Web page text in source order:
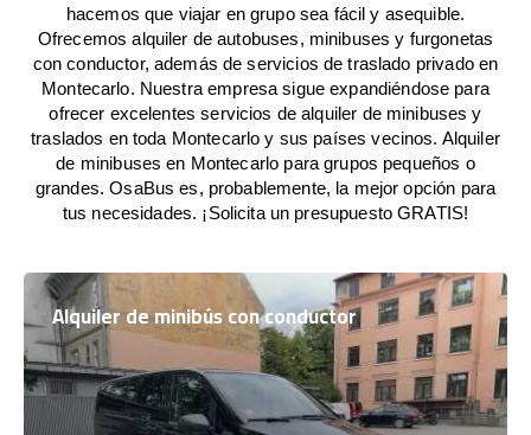
hacemos que viajar en grupo sea fácil y asequible.
Ofrecemos alquiler de autobuses, minibuses y furgonetas
con conductor, además de servicios de traslado privado en
Montecarlo. Nuestra empresa sigue expandiéndose para
ofrecer excelentes servicios de alquiler de minibuses y
traslados en toda Montecarlo y sus países vecinos. Alquiler
de minibuses en Montecarlo para grupos pequeños o
grandes. OsaBus es, probablemente, la mejor opción para
tus necesidades. ¡Solicita un presupuesto GRATIS!
Alquiler de minibús con conductor